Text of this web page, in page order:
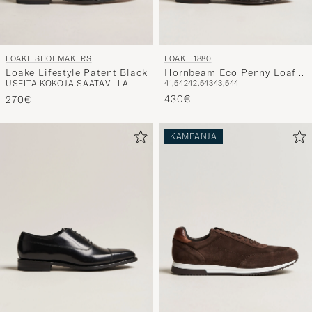
LOAKE SHOEMAKERS
Loake Lifestyle Patent Black
USEITA KOKOJA SAATAVILLA
270€
LOAKE 1880
Hornbeam Eco Penny Loafer
Walnut
41,54242,54343,544
430€
KAMPANJA